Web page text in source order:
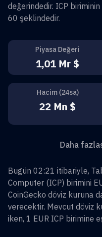
değerindedir. ICP biriminin
60 şeklindedir.
Piyasa Değeri
1,01 Mr $
Hacim (24sa)
22 Mn $
Daha
Bugün 02:21 itibariyle,
Computer (ICP) birimini
CoinGecko döviz kuruna
verecektir. Mevcut döviz
iken, 1 EUR ICP birimine